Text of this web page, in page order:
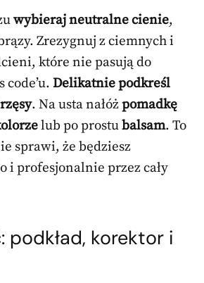
wybieraj neutralne cienie,
Zrezygnuj z ciemnych i
które nie pasują do
code’u. Delikatnie podkreśl
. Na usta nałóżpomadkę
lub po prostubalsam. To
sprawi, że będziesz
i profesjonalnie przez cały
podkład, korektor i